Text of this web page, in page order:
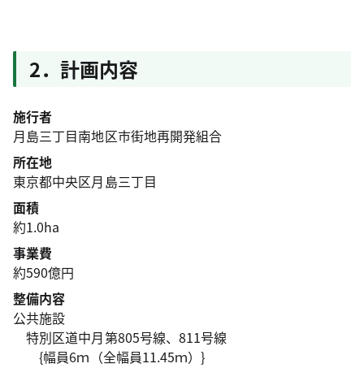
2．計画内容
施行者
月島三丁目南地区市街地再開発組合
所在地
東京都中央区月島三丁目
面積
約1.0ha
事業費
約590億円
整備内容
公共施設
特別区道中月第805号線、811号線
{幅員6ｍ（全幅員11.45ｍ）}